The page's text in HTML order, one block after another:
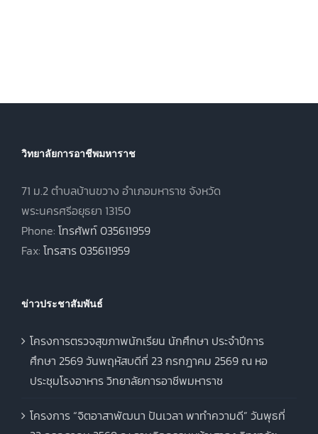
วิทยาลัยการอาชีพมหาราช
71 ม.2 ตำบลบ้านขวาง อำเภอมหาราช จังหวัด
พระนครศรีอยุธยา 13150
Phone: โทรศัพท์ 035611959
Fax: โทรสาร 035611959
ข่าวประชาสัมพันธ์
โครงการตรวจสุขภาพนักเรียน นักศึกษา ประจำปีการ
ศึกษา 2569 วันพฤหัสบดีที่ 23 กรกฎาคม 2569 ณ หอ
ประชุมโรงอาหาร วิทยาลัยการอาชีพมหาราช
โครงการ “จิตอาสาพัฒนา ปันเวลา พาทำความดี” วันพุธที่